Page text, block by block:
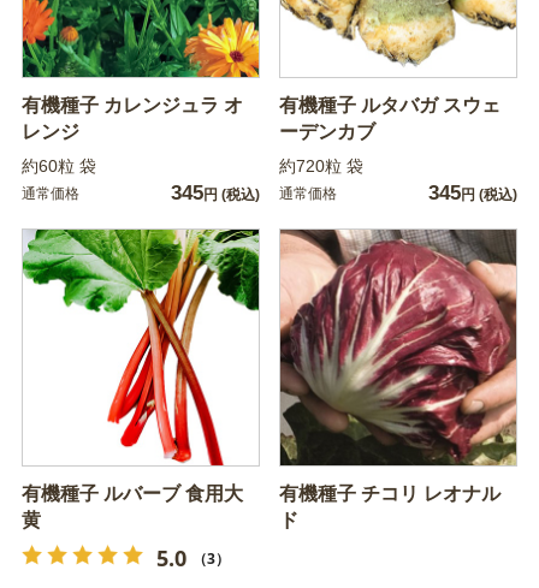
有機種子 カレンジュラ オ
レンジ
約60粒 袋
通常価格 345円 (税込)
有機種子 ルタバガ スウェ
ーデンカブ
約720粒 袋
通常価格 345円 (税込)
有機種子 ルバーブ 食用大
黄
5.0 （3）
有機種子 チコリ レオナル
ド